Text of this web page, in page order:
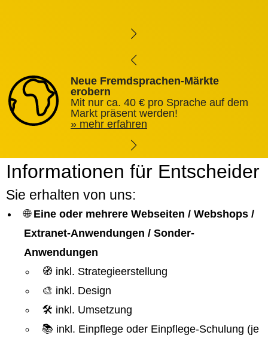
Neue Fremdsprachen-Märkte
erobern
Mit nur ca. 40 € pro Sprache auf dem
Markt präsent werden!
mehr erfahren
Informationen für Entscheider
Sie erhalten von uns:
🌐 Eine oder mehrere Webseiten / Webshops /
Extranet-Anwendungen / Sonder-
Anwendungen
🧭 inkl. Strategieerstellung
🎨 inkl. Design
🛠️ inkl. Umsetzung
📚 inkl. Einpflege oder Einpflege-Schulung (je